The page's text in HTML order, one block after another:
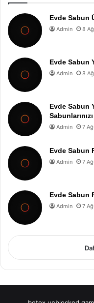
Evde Sabun
Admin 8
Evde Sabun
Admin 8
Evde Sabun
Admin 7
Evde Sabun
Admin 7
Evde Sabun
Admin 7